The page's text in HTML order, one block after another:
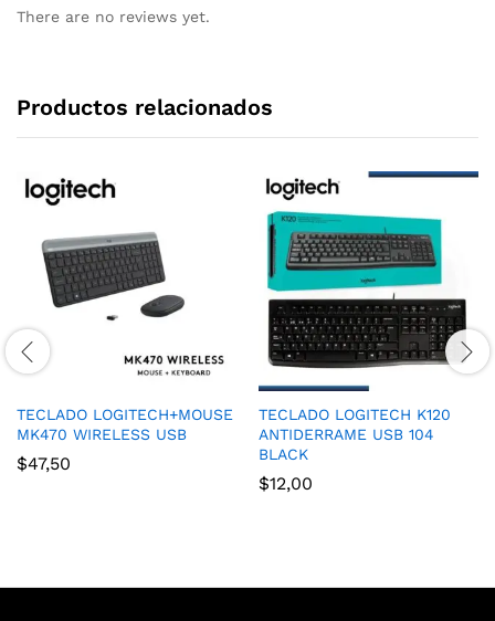
There are no reviews yet.
Productos relacionados
TECLADO LOGITECH+MOUSE
MK470 WIRELESS USB
$47,50
TECLADO LOGITECH K120
ANTIDERRAME USB 104
BLACK
$12,00